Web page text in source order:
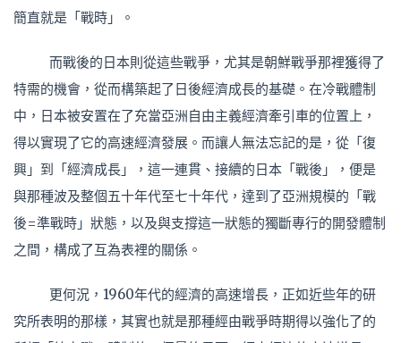
簡直就是「戰時」。
而戰後的日本則從這些戰爭，尤其是朝鮮戰爭那裡獲得了
特需的機會，從而構築起了日後經濟成長的基礎。在冷戰體制
中，日本被安置在了充當亞洲自由主義經濟牽引車的位置上，
得以實現了它的高速經濟發展。而讓人無法忘記的是，從「復
興」到「經濟成長」，這一連貫、接續的日本「戰後」，便是
與那種波及整個五十年代至七十年代，達到了亞洲規模的「戰
後=準戰時」狀態，以及與支撐這一狀態的獨斷專行的開發體制
之間，構成了互為表裡的關係。
更何況，1960年代的經濟的高速增長，正如近些年的研
究所表明的那樣，其實也就是那種經由戰爭時期得以強化了的